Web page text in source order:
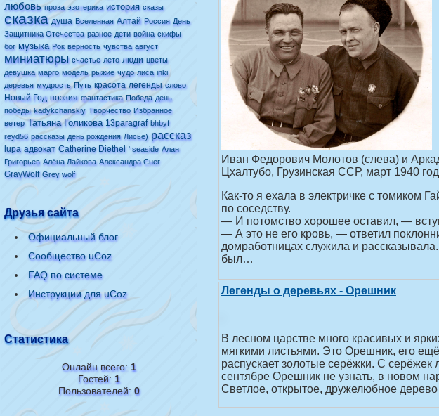
любовь проза эзотерика история сказы
сказка душа Вселенная Алтай Россия День
Защитника Отечества разное дети война скифы
бог музыка Рок верность чувства август
миниатюры счастье лето люди цветы
девушка марго модель рыжие чудо лиса inki
деревья мудрость Путь красота легенды слово
Новый Год поэзия фантастика Победа день
победы kadykchanskiy Творчество Избранное
ветер Татьяна Голикова 13paragraf bhbyf
reyd56 рассказы день рождения Лисье) рассказ
lupa адвокат Catherine Diethel ' seaside Алан
Григорьев Алёна Лайкова Александра Снег
GrayWolf Grey wolf
Друзья сайта
Официальный блог
Сообщество uCoz
FAQ по системе
Инструкции для uCoz
Статистика
Онлайн всего: 1
Гостей: 1
Пользователей: 0
Иван Федорович Молотов (слева) и
Цхалтубо, Грузинская ССР, март 1940
Как-то я ехала в электричке с томиком
по соседству.
— И потомство хорошее оставил, —
— А это не его кровь, — ответил
домработницах служила и
был…
Легенды о деревьях - Орешник
В лесном царстве много красивых и
мягкими листьями. Это Орешник, его
распускает золотые серёжки. С
сентябре Орешник не узнать, в новом
Светлое, открытое, дружелюбное